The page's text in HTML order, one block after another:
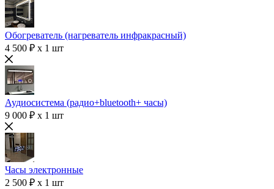
Обогреватель (нагреватель инфракрасный)
4 500 ₽ x 1 шт
Аудиосистема (радио+bluetooth+ часы)
9 000 ₽ x 1 шт
Часы электронные
2 500 ₽ x 1 шт